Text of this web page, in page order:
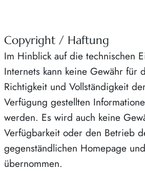
Copyright / Haftung
Im Hinblick auf die technischen
Internets kann keine Gewähr für
Richtigkeit und Vollständigkeit
Verfügung gestellten
werden. Es wird auch keine
Verfügbarkeit oder den Betrieb
gegenständlichen Homepage
übernommen.